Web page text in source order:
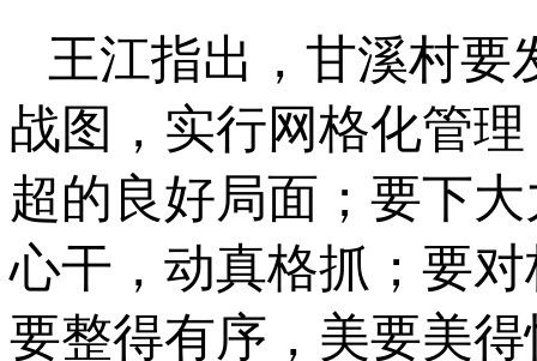
王江指出，甘溪村要
战图，实行网格化管
超的良好局面；要下
心干，动真格抓；要
要整得有序，美要美